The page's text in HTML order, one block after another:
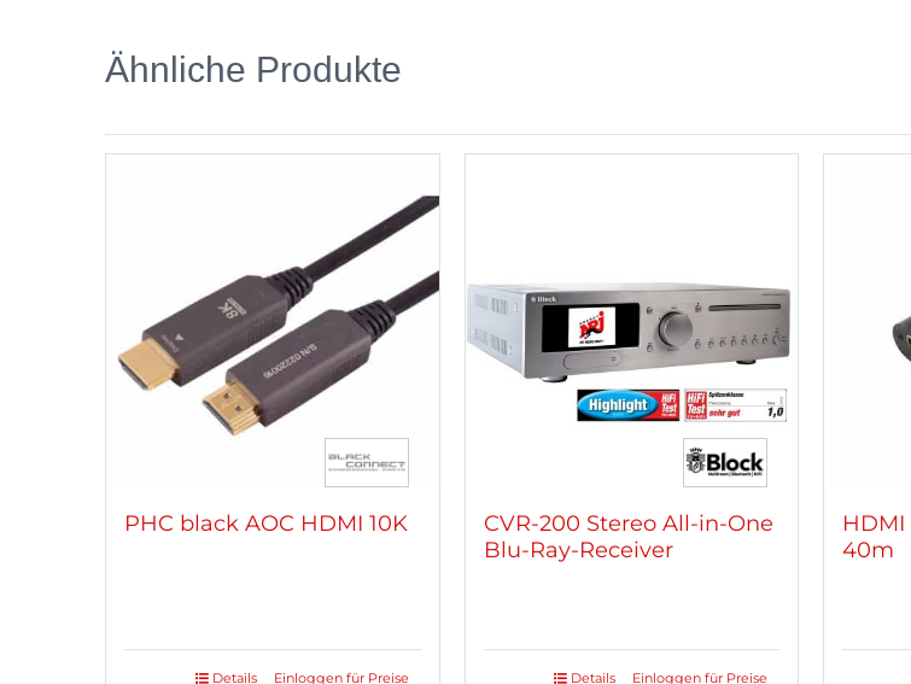
Ähnliche Produkte
PHC black AOC HDMI 10K
Einloggen für Preise
Details
CVR-200 Stereo All-in-One
Blu-Ray-Receiver
Einloggen für Preise
Details
40m